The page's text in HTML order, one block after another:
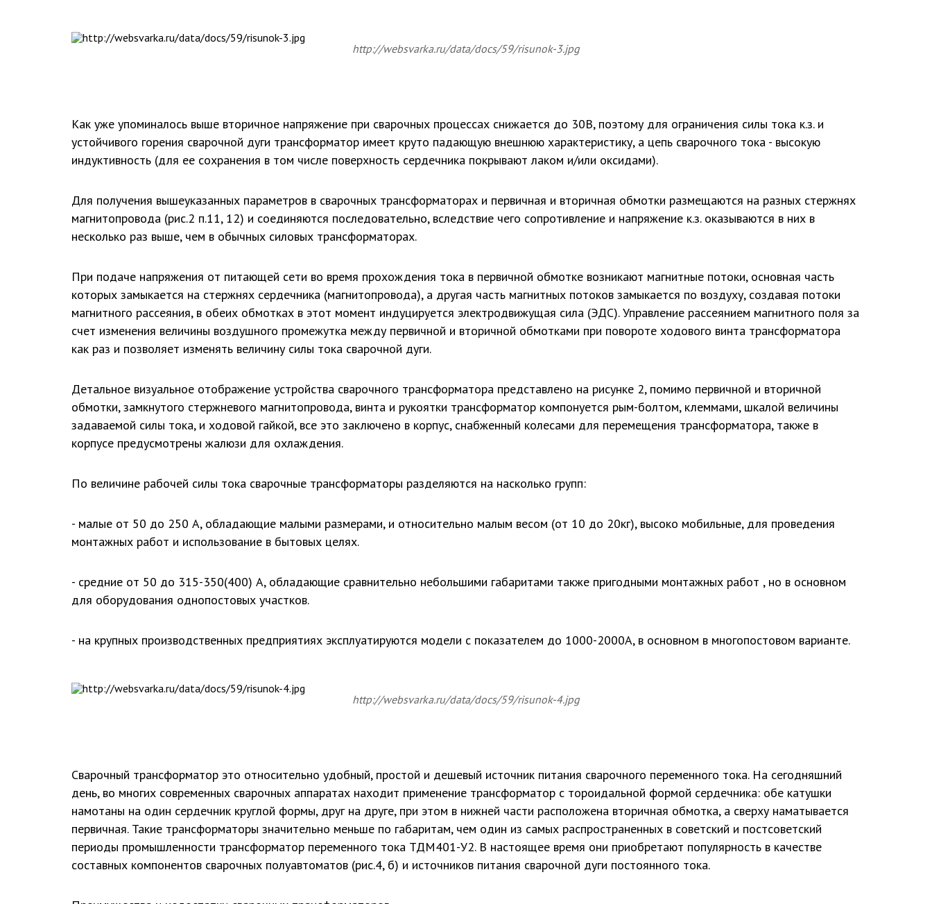
http://websvarka.ru/data/docs/59/risunok-3.jpg
Как уже упоминалось выше вторичное напряжение при сварочных процессах снижается до 30В, поэтому для ограничения силы тока к.з. и
устойчивого горения сварочной дуги трансформатор имеет круто падающую внешнюю характеристику, а цепь сварочного тока - высокую
индуктивность (для ее сохранения в том числе поверхность сердечника покрывают лаком и/или оксидами).
Для получения вышеуказанных параметров в сварочных трансформаторах и первичная и вторичная обмотки размещаются на разных стержнях
магнитопровода (рис.2 п.11, 12) и соединяются последовательно, вследствие чего сопротивление и напряжение к.з. оказываются в них в
несколько раз выше, чем в обычных силовых трансформаторах.
При подаче напряжения от питающей сети во время прохождения тока в первичной обмотке возникают магнитные потоки, основная часть
которых замыкается на стержнях сердечника (магнитопровода), а другая часть магнитных потоков замыкается по воздуху, создавая потоки
магнитного рассеяния, в обеих обмотках в этот момент индуцируется электродвижущая сила (ЭДС). Управление рассеянием магнитного поля за
счет изменения величины воздушного промежутка между первичной и вторичной обмотками при повороте ходового винта трансформатора
как раз и позволяет изменять величину силы тока сварочной дуги.
Детальное визуальное отображение устройства сварочного трансформатора представлено на рисунке 2, помимо первичной и вторичной
обмотки, замкнутого стержневого магнитопровода, винта и рукоятки трансформатор компонуется рым-болтом, клеммами, шкалой величины
задаваемой силы тока, и ходовой гайкой, все это заключено в корпус, снабженный колесами для перемещения трансформатора, также в
корпусе предусмотрены жалюзи для охлаждения.
По величине рабочей силы тока сварочные трансформаторы разделяются на насколько групп:
- малые от 50 до 250 А, обладающие малыми размерами, и относительно малым весом (от 10 до 20кг), высоко мобильные, для проведения
монтажных работ и использование в бытовых целях.
- средние от 50 до 315-350(400) А, обладающие сравнительно небольшими габаритами также пригодными монтажных работ , но в основном
для оборудования однопостовых участков.
- на крупных производственных предприятиях эксплуатируются модели с показателем до 1000-2000А, в основном в многопостовом варианте.
http://websvarka.ru/data/docs/59/risunok-4.jpg
Сварочный трансформатор это относительно удобный, простой и дешевый источник питания сварочного переменного тока. На сегодняшний
день, во многих современных сварочных аппаратах находит применение трансформатор с тороидальной формой сердечника: обе катушки
намотаны на один сердечник круглой формы, друг на друге, при этом в нижней части расположена вторичная обмотка, а сверху наматывается
первичная. Такие трансформаторы значительно меньше по габаритам, чем один из самых распространенных в советский и постсоветский
периоды промышленности трансформатор переменного тока ТДМ401-У2. В настоящее время они приобретают популярность в качестве
составных компонентов сварочных полуавтоматов (рис.4, б) и источников питания сварочной дуги постоянного тока.